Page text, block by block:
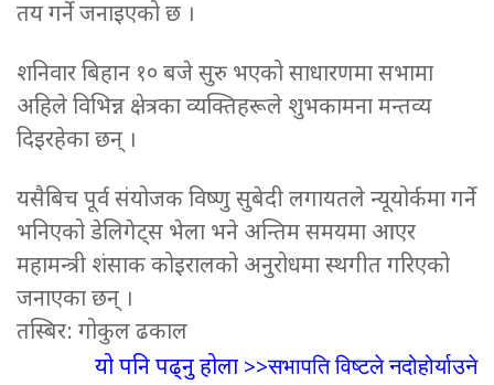
तय गर्ने जनाइएको छ ।
शनिवार बिहान १० बजे सुरु भएको साधारणमा सभामा
अहिले विभिन्न क्षेत्रका व्यक्तिहरूले शुभकामना मन्तव्य
दिइरहेका छन् ।
यसैबिच पूर्व संयोजक विष्णु सुबेदी लगायतले न्यूयोर्कमा गर्ने
भनिएको डेलिगेट्स भेला भने अन्तिम समयमा आएर
महामन्त्री शंसाक कोइरालको अनुरोधमा स्थगीत गरिएको
जनाएका छन् ।
तस्बिर: गोकुल ढकाल
यो पनि पढ्नु होला >>सभापति विष्टले नदोहोर्याउने